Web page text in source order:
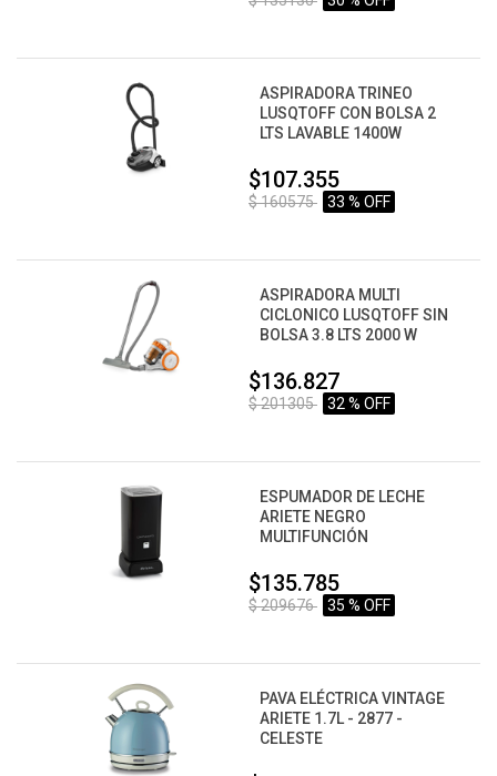
ASPIRADORA TRINEO
LUSQTOFF CON BOLSA 2
LTS LAVABLE 1400W
$107.355
$ 160575 33 % OFF
ASPIRADORA MULTI
CICLONICO LUSQTOFF SIN
BOLSA 3.8 LTS 2000 W
$136.827
$ 201305 32 % OFF
ESPUMADOR DE LECHE
ARIETE NEGRO
MULTIFUNCIÓN
$135.785
$ 209676 35 % OFF
PAVA ELÉCTRICA VINTAGE
ARIETE 1.7L - 2877 -
CELESTE